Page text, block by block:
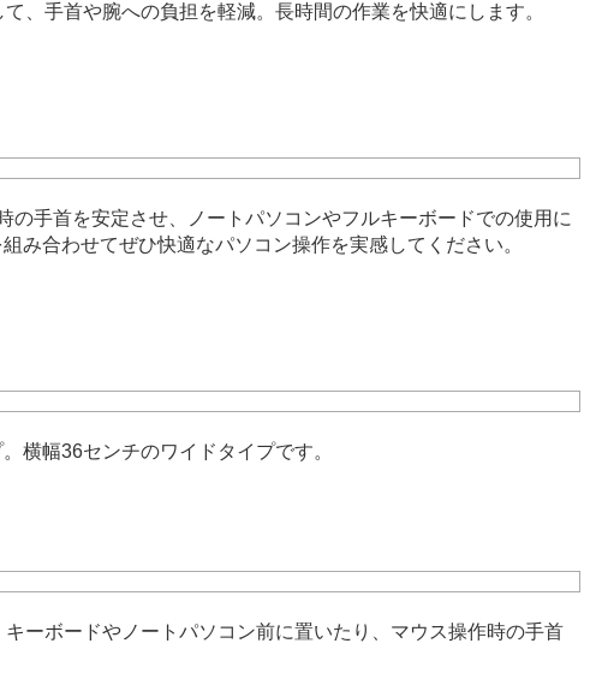
、手首や腕への負担を軽減。長時間の作業を快適にします。
手首を安定させ、ノートパソコンやフルキーボードでの使用に
み合わせてぜひ快適なパソコン操作を実感してください。
横幅36センチのワイドタイプです。
ーボードやノートパソコン前に置いたり、マウス操作時の手首